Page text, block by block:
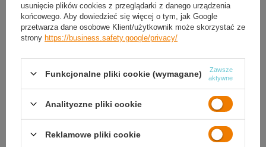
usunięcie plików cookies z przeglądarki z danego urządzenia
końcowego. Aby dowiedzieć się więcej o tym, jak Google
przetwarza dane osobowe Klient/użytkownik może skorzystać ze
strony https://business.safety.google/privacy/
Funkcjonalne pliki cookie (wymagane)
Zawsze
aktywne
Analityczne pliki cookie
Reklamowe pliki cookie